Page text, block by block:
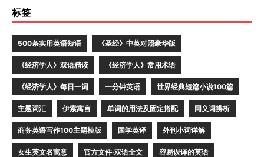
标签
500条实用英语短语 《圣经》中英对照豪华版
《经济学人》双语精读 《经济学人》常用术语
《经济学人》每日一词 一分钟英语 世界经典短篇小说100篇
主题词汇 伊索寓言 单词的用法及固定搭配 同义词辨析
商务英语写作100主题模版 国学英译 外刊小词详解
女生英文名寓意 官方文件·双语全文 容易误译的英语